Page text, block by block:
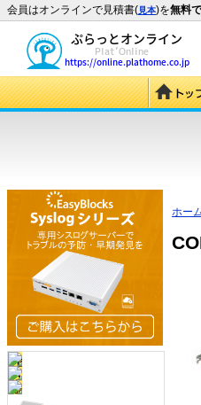
会員はオンラインで見積書(見本)を無料
ホー